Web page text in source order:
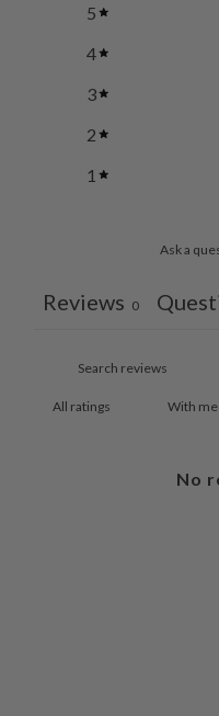
5
4
3
2
1
Ask a
Reviews 0
With
No